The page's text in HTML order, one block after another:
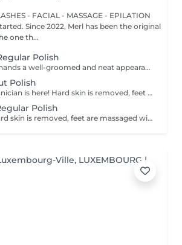
- FACIAL - MASSAGE - EPILATION
Since 2022, Merl has been the original
one th...
Polish
Gift your nails and hands a well-groomed and neat appearance! Your technician will effectively remove dead skin cells, shape and file nails, and buff the outer surface. A regular nail polish is applied at the end of this treatment. Our masters do edged, hardware, or combined manicure. How is manicure with simple nail polish done? - rough skin is removed - the shape of the nail plate is corrected - the cuticle and side ridges are corrected - nail polish is applied - cuticle oil and hand cream are applied Age restrictions: recommended to do from 14 years. Post procedure recommendations: there are no post recommendations for this procedure. Frequency: once in 3 weeks.
Polish
Relax! The nail technician is here! Hard skin is removed, feet are massaged with deep conditioning creams leaving them softer and smoother. Cuticle will be neat and tidy and toenails will be perfectly shaped. Our masters do hardware pedicure. How is pedicure without polish done? - rough skin is removed - the shape of the nail plate is corrected - heels are cleaned - the cuticle and side ridges are corrected - cuticle oil and feet cream are applied Age restrictions: recommended to do from 14 years. Post procedure recommendations: there are no post recommendations for this procedure. Frequency: once in 3-4 weeks.
Polish
Colour your life! Hard skin is removed, feet are massaged with deep conditioning creams leaving them softer and smoother. Cuticle will be neat and tidy and toenails will be perfectly shaped. A regular nail polish is applied at the end of this treatment. Our masters do hardware pedicure. How is pedicure + simple nail polish done? - rough skin is removed - the shape of the nail plate is corrected - heels are cleaned - the cuticle and side ridges are corrected - nail polish is applied - cuticle oil and feet cream is applied Age restrictions: recommended to do from 14 years. Post procedure recommendations: there are no post recommendations for this procedure. Frequency: once in 3-4 weeks.